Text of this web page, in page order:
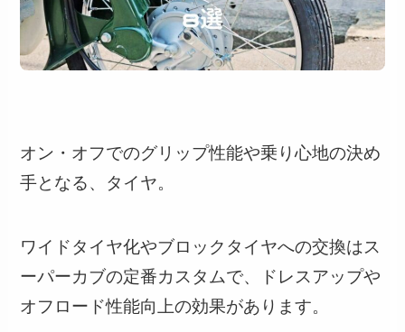
オン・オフでのグリップ性能や乗り心地の決め
手となる、タイヤ。
ワイドタイヤ化やブロックタイヤへの交換はス
ーパーカブの定番カスタムで、ドレスアップや
オフロード性能向上の効果があります。